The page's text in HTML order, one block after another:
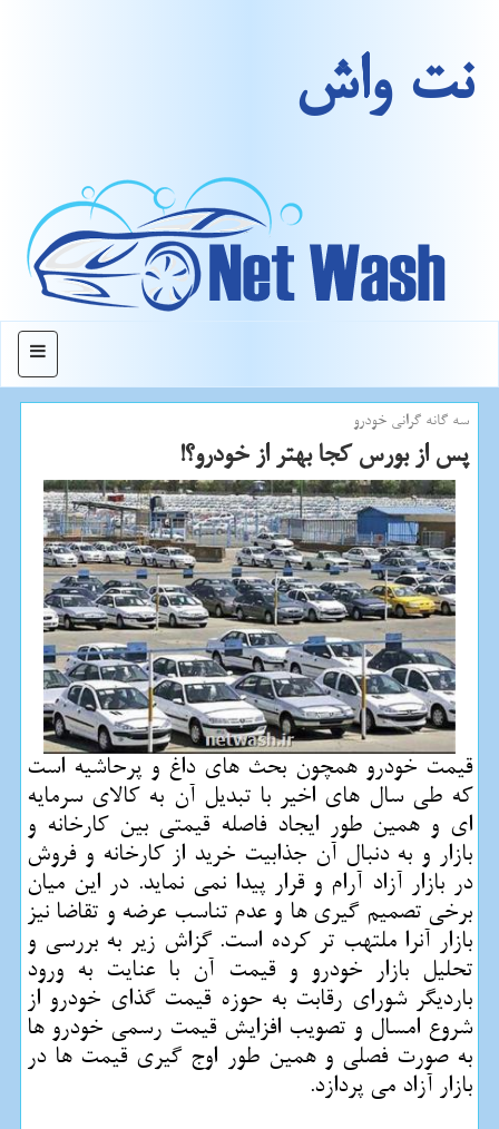
نت واش
منو
سه گانه گرانی خودرو
پس از بورس كجا بهتر از خودرو؟!
قیمت خودرو همچون بحث های داغ و پرحاشیه است
كه طی سال های اخیر با تبدیل آن به كالای سرمایه
ای و همین طور ایجاد فاصله قیمتی بین كارخانه و
بازار و به دنبال آن جذابیت خرید از كارخانه و فروش
در بازار آزاد آرام و قرار پیدا نمی نماید. در این میان
برخی تصمیم گیری ها و عدم تناسب عرضه و تقاضا نیز
بازار آنرا ملتهب تر كرده است. گزاش زیر به بررسی و
تحلیل بازار خودرو و قیمت آن با عنایت به ورود
باردیگر شورای رقابت به حوزه قیمت گذای خودرو از
شروع امسال و تصویب افزایش قیمت رسمی خودرو ها
به صورت فصلی و همین طور اوج گیری قیمت ها در
بازار آزاد می پردازد.